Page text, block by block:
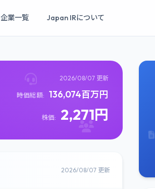
企業一覧 Japan IRについて
2026/08/07 更新
時価総額: 136,074百万円
株価: 2,271円
2026/08/07 更新